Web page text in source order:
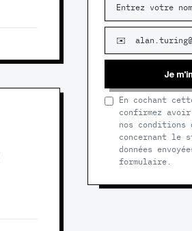
Je
En cochant
confirmez
nos
concernant le
données
formulaire.